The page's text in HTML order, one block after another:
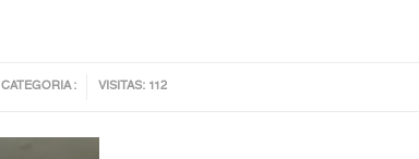
CATEGORIA : VISITAS: 112